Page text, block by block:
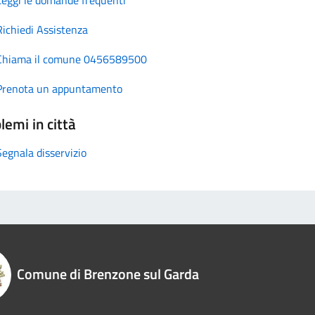
Assistenza
il comune 0456589500
un appuntamento
in città
disservizio
Comune di Brenzone sul Garda